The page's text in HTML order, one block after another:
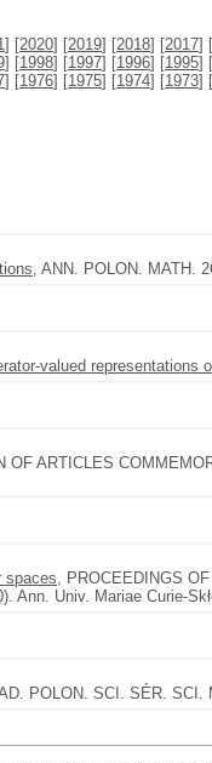
] [2020] [2019] [2018] [2017] [
] [1998] [1997] [1996] [1995] [
] [1976] [1975] [1974] [1973] [
, ANN. POLON. MATH.
valued representations
OF ARTICLES
spaces, PROCEEDINGS
Ann. Univ. Mariae Curie-
POLON. SCI. SÉR. SCI.